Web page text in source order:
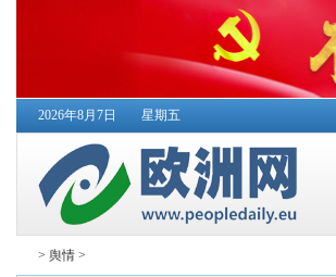
2026年8月7日 星期五
> 舆情 >